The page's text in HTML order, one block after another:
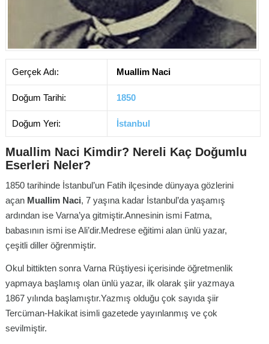
Gerçek Adı: Muallim Naci
Doğum Tarihi: 1850
Doğum Yeri: İstanbul
Muallim Naci Kimdir? Nereli Kaç Doğumlu
Eserleri Neler?
1850 tarihinde İstanbul’un Fatih ilçesinde dünyaya gözlerini
açan Muallim Naci, 7 yaşına kadar İstanbul’da yaşamış
ardından ise Varna’ya gitmiştir.Annesinin ismi Fatma,
babasının ismi ise Ali’dir.Medrese eğitimi alan ünlü yazar,
çeşitli diller öğrenmiştir.
Okul bittikten sonra Varna Rüştiyesi içerisinde öğretmenlik
yapmaya başlamış olan ünlü yazar, ilk olarak şiir yazmaya
1867 yılında başlamıştır.Yazmış olduğu çok sayıda şiir
Tercüman-Hakikat isimli gazetede yayınlanmış ve çok
sevilmiştir.